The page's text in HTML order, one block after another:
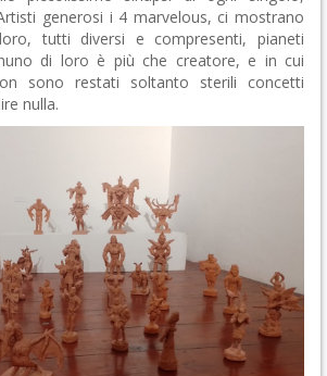
generosi i 4 marvelous, ci mostrano
tutti diversi e compresenti, pianeti
di loro è più che creatore, e in cui
sono restati soltanto sterili concetti
nulla.